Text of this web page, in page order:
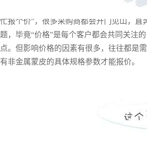
大概多少钱一条，麻
忙报个价”，很多采购商都会开门见山，直
题，毕竟“价格”是每个客户都会共同关注的
点。但影响价格的因素有很多，往往都是
有非金属蒙皮的具体规格参数才能报价。